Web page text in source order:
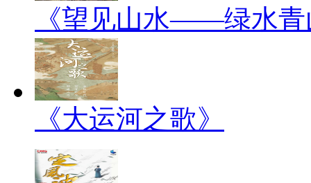
《望见山水——绿水青
《大运河之歌》